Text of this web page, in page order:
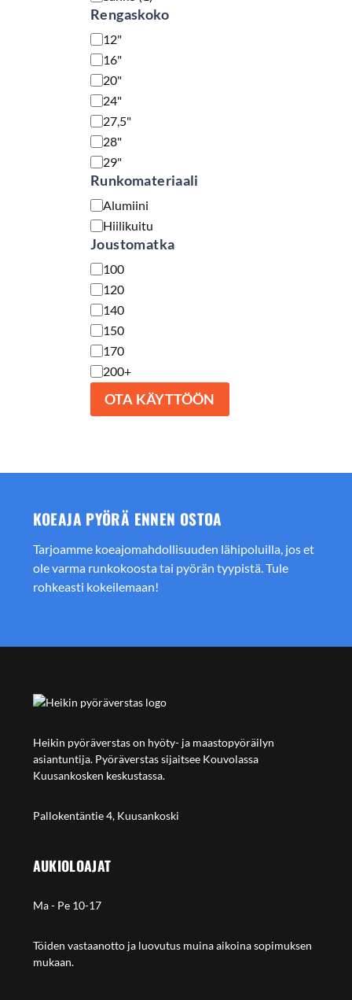
Rengaskoko
Rengaskoko
12"
16"
20"
24"
27,5"
28"
29"
Runkomateriaali
Runkomateriaali
Alumiini
Hiilikuitu
Joustomatka
Joustomatka
100
120
140
150
170
200+
OTA KÄYTTÖÖN
KOEAJA PYÖRÄ ENNEN OSTOA
Tarjoamme koeajomahdollisuuden lähipoluilla, jos et
ole varma runkokoosta tai pyörän tyypistä. Tule
rohkeasti kokeilemaan!
Heikin pyöräverstas on hyöty- ja maastopyöräilyn
asiantuntija. Pyöräverstas sijaitsee Kouvolassa
Kuusankosken keskustassa.
Pallokentäntie 4, Kuusankoski
AUKIOLOAJAT
Ma - Pe 10-17
Töiden vastaanotto ja luovutus muina aikoina sopimuksen
mukaan.